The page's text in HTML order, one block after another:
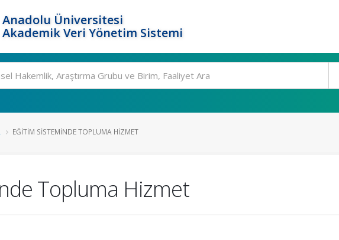
Anadolu Üniversitesi
Akademik Veri Yönetim Sistemi
EĞITIM SISTEMINDE TOPLUMA HIZMET
Topluma Hizmet